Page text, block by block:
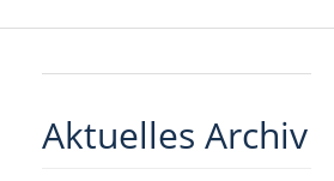
Aktuelles Archiv